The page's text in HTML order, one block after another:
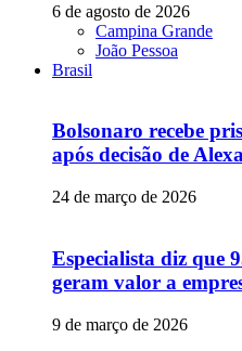
6 de agosto de 2026
Campina Grande
João Pessoa
Brasil
Bolsonaro recebe
após decisão de
24 de março de 2026
Especialista diz que
geram valor a
9 de março de 2026